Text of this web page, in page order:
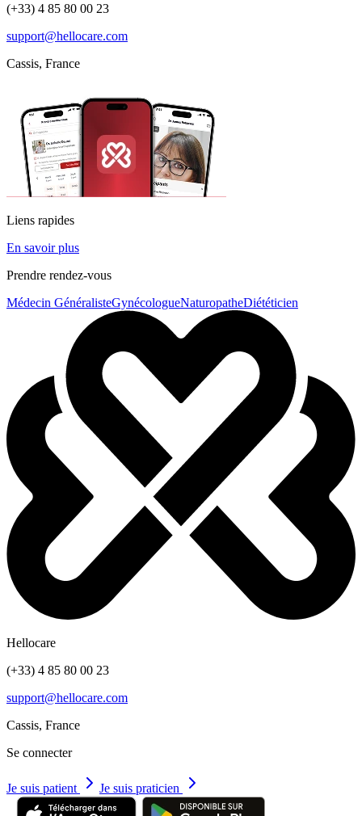
(+33) 4 85 80 00 23
support@hellocare.com
Cassis, France
Liens rapides
En savoir plus
Prendre rendez-vous
Médecin GénéralisteGynécologueNaturopatheDiététicien
Hellocare
(+33) 4 85 80 00 23
support@hellocare.com
Cassis, France
Se connecter
Je suis patient Je suis praticien